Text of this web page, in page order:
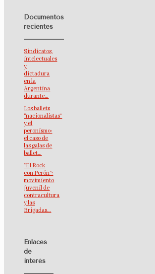
Documentos
recientes
Sindicatos,
intelectuales
y
dictadura
en la
Argentina
durante…
Los ballets
“nacionalistas”
y el
peronismo:
el caso de
las galas de
ballet…
“El Rock
con Perón”:
movimiento
juvenil de
contracultura
y las
Brigadas…
Enlaces
de
interés